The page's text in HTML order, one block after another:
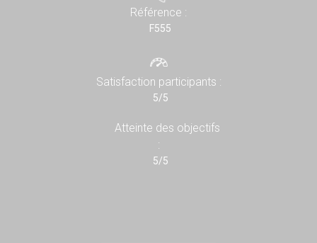
Référence :
F555
Satisfaction participants :
5/5
Atteinte des objectifs
:
5/5